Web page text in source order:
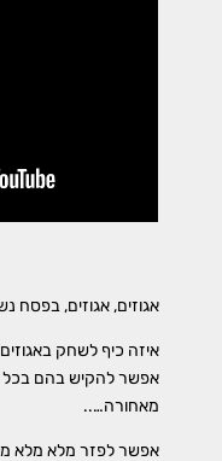
אגוזים, אגוזים, בפסח
איזה כיף לשחק
אפשר להקיש בהם בכל
מאחורה…..
אפשר לפזר מלא מלא